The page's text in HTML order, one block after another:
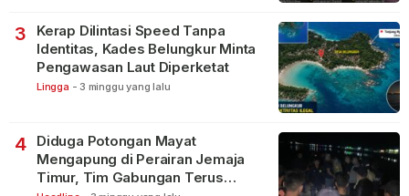
3
Kerap Dilintasi Speed Tanpa
Identitas, Kades Belungkur Minta
Pengawasan Laut Diperketat
Lingga - 3 minggu yang lalu
4
Diduga Potongan Mayat
Mengapung di Perairan Jemaja
Timur, Tim Gabungan Terus